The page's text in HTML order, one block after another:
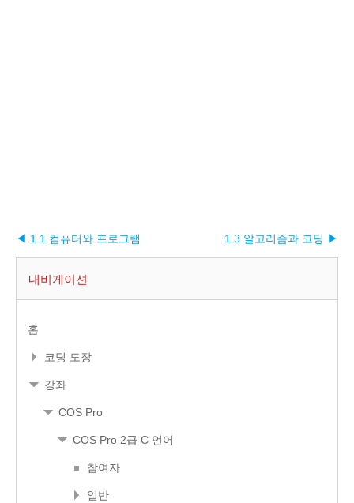
◀ 1.1 컴퓨터와 프로그램 1.3 알고리즘과 코딩 ▶︎
내비게이션
홈
코딩 도장
강좌
COS Pro
COS Pro 2급 C 언어
참여자
일반